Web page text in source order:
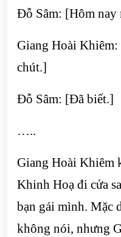
Đỗ Sâm: [Hôm nay
Giang Hoài
chút.]
Đỗ Sâm: [Đã biết.]
…..
Giang Hoài Khiêm
Khinh Hoạ đi cửa
bạn gái mình. Mặc
không nói, nhưng